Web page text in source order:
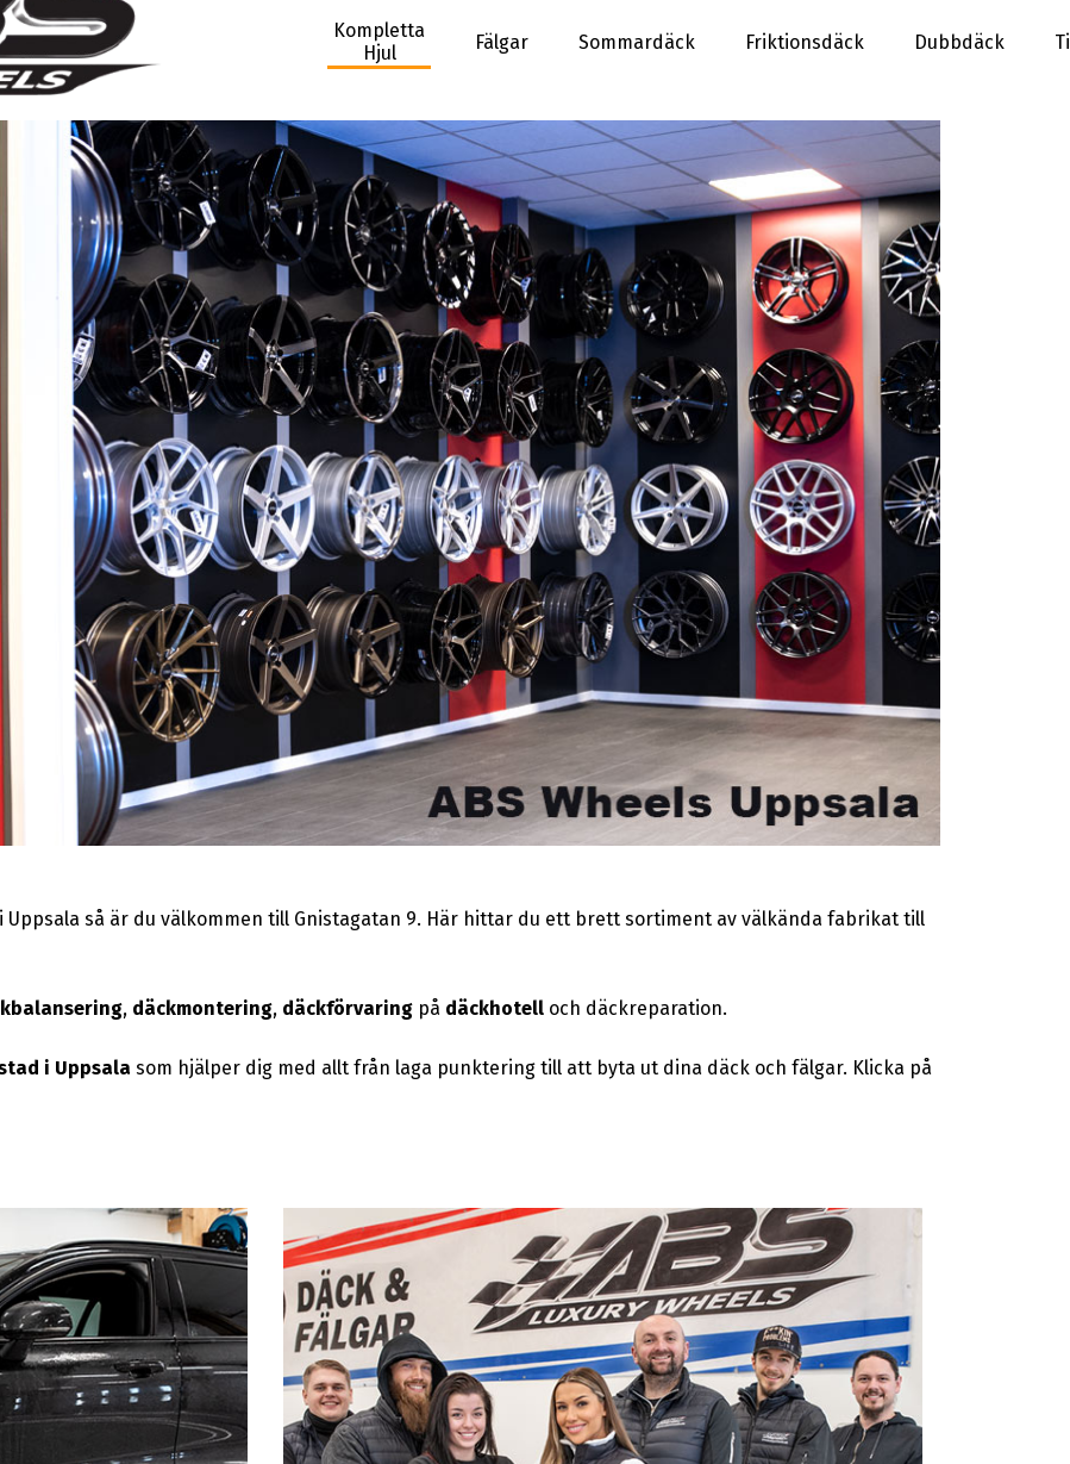
Kompletta
Hjul
Fälgar Sommardäck Friktionsdäck Dubbdäck
Uppsala så är du välkommen till Gnistagatan 9. Här hittar du ett brett sortiment av välkända fabrikat till
, däckmontering, däckförvaringpå däckhotelloch däckreparation.
i Uppsala som hjälper dig med allt från laga punktering till att byta ut dina däck och fälgar. Klicka på